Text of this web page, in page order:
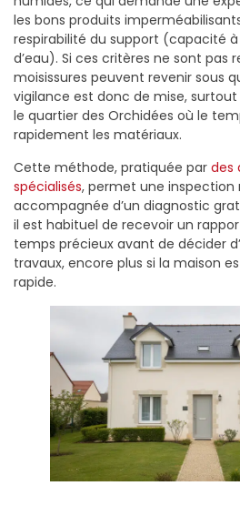
les bons produits
respirabilité du support (capacité à
d’eau). Si ces critères ne sont pas
moisissures peuvent revenir sous
vigilance est donc de mise,
le quartier des Orchidées où le
rapidement les matériaux.
Cette méthode, pratiquée par des
spécialisés, permet une inspection
accompagnée d’un diagnostic
il est habituel de recevoir un
temps précieux avant de décider
travaux, encore plus si la maison
rapide.